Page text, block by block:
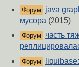
Форум
java
мусора (2015)
Форум
часть
Форум